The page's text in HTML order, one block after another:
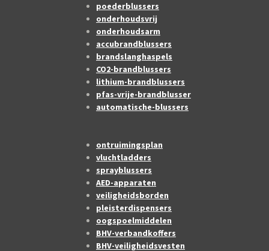
poederblussers
onderhoudsvrij
onderhoudsarm
accubrandblussers
brandslanghaspels
CO2-brandblussers
lithium-brandblussers
pfas-vrije-brandblusser
automatische-blussers
ontruimingsplan
vluchtladders
sprayblussers
AED-apparaten
veiligheidsborden
pleisterdispensers
oogspoelmiddelen
BHV-verbandkoffers
BHV-veiligheidsvesten